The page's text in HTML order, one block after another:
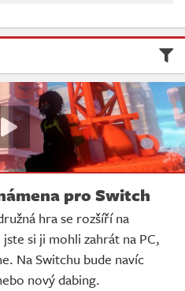
pro Switch
hra se rozšíří na
si ji mohli zahrát na PC,
Na Switchu bude navíc
nový dabing.